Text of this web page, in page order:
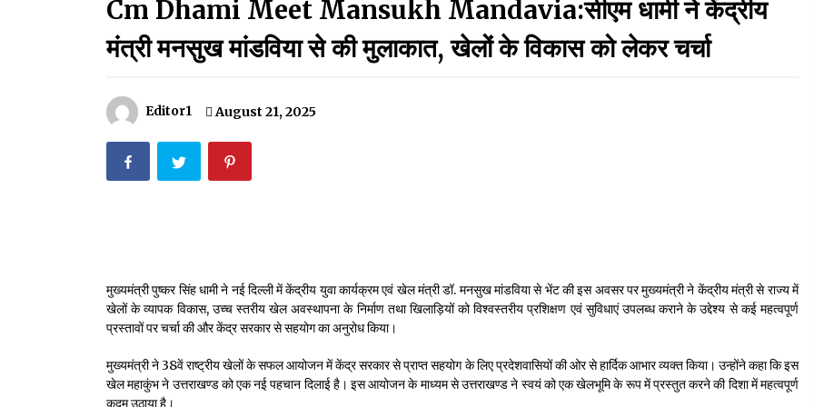
मदरसों का नाम अब्दुल कलाम के नाम पर रखने की घोषणा
December 18, 2023
September 7, 2023
May 14, 2022
Cm Dhami Meet Mansukh Mandavia:सीएम धामी ने केंद्रीय
मंत्री मनसुख मांडविया से की मुलाकात, खेलों के विकास को लेकर चर्चा
Editor1 August 21, 2025
मुख्यमंत्री पुष्कर सिंह धामी ने नई दिल्ली में केंद्रीय युवा कार्यक्रम एवं खेल मंत्री डॉ. मनसुख मांडविया से भेंट की इस अवसर पर मुख्यमंत्री ने केंद्रीय मंत्री से राज्य में
खेलों के व्यापक विकास, उच्च स्तरीय खेल अवस्थापना के निर्माण तथा खिलाड़ियों को विश्वस्तरीय प्रशिक्षण एवं सुविधाएं उपलब्ध कराने के उद्देश्य से कई महत्वपूर्ण
प्रस्तावों पर चर्चा की और केंद्र सरकार से सहयोग का अनुरोध किया।
मुख्यमंत्री ने 38वें राष्ट्रीय खेलों के सफल आयोजन में केंद्र सरकार से प्राप्त सहयोग के लिए प्रदेशवासियों की ओर से हार्दिक आभार व्यक्त किया। उन्होंने कहा कि इस
खेल महाकुंभ ने उत्तराखण्ड को एक नई पहचान दिलाई है। इस आयोजन के माध्यम से उत्तराखण्ड ने स्वयं को एक खेलभूमि के रूप में प्रस्तुत करने की दिशा में महत्वपूर्ण
कदम उठाया है।